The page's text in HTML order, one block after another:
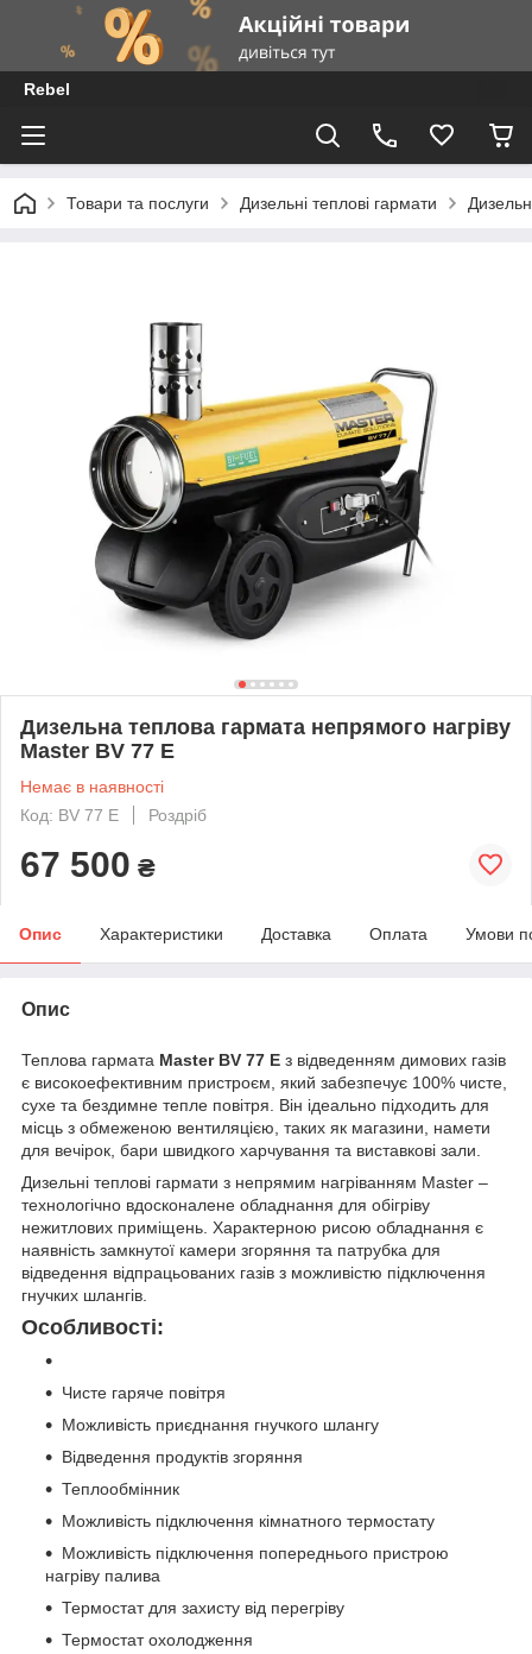
Rebel
Товари та послуги Дизельні теплові гармати
Дизельна теплова гармата непрямого нагріву
Master BV 77 E
Немає в наявності
Код: BV 77 E
Роздріб
67 500 ₴
Опис Характеристики Доставка Оплата Умови
Опис
Теплова гармата Master BV 77 E з відведенням димових газів
є високоефективним пристроєм, який забезпечує 100% чисте,
сухе та бездимне тепле повітря. Він ідеально підходить для
місць з обмеженою вентиляцією, таких як магазини, намети
для вечірок, бари швидкого харчування та виставкові зали.
Дизельні теплові гармати з непрямим нагріванням Master –
технологічно вдосконалене обладнання для обігріву
нежитлових приміщень. Характерною рисою обладнання є
наявність замкнутої камери згоряння та патрубка для
відведення відпрацьованих газів з можливістю підключення
гнучких шлангів.
Особливості:
Чисте гаряче повітря
Можливість приєднання гнучкого шлангу
Відведення продуктів згоряння
Теплообмінник
Можливість підключення кімнатного термостату
Можливість підключення попереднього пристрою
нагріву палива
Термостат для захисту від перегріву
Термостат охолодження